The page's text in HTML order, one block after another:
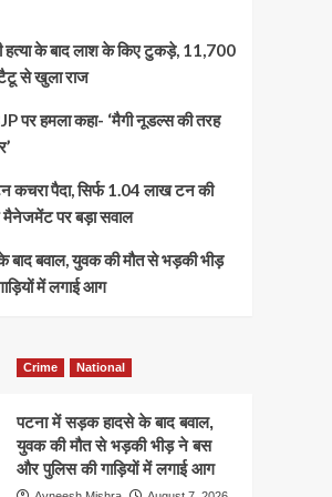
हत्या के बाद लाश के किए टुकड़े, 11,700
से खुला राज
पर हमला कहा- ‘मैगी नूडल्स की तरह
कचरा पैदा, सिर्फ 1.04 लाख टन की
पर बड़ा सवाल
बवाल, युवक की मौत से भड़की भीड़
में लगाई आग
Crime National
पटना में सड़क हादसे के बाद बवाल,
युवक की मौत से भड़की भीड़ ने बस
और पुलिस की गाड़ियों में लगाई आग